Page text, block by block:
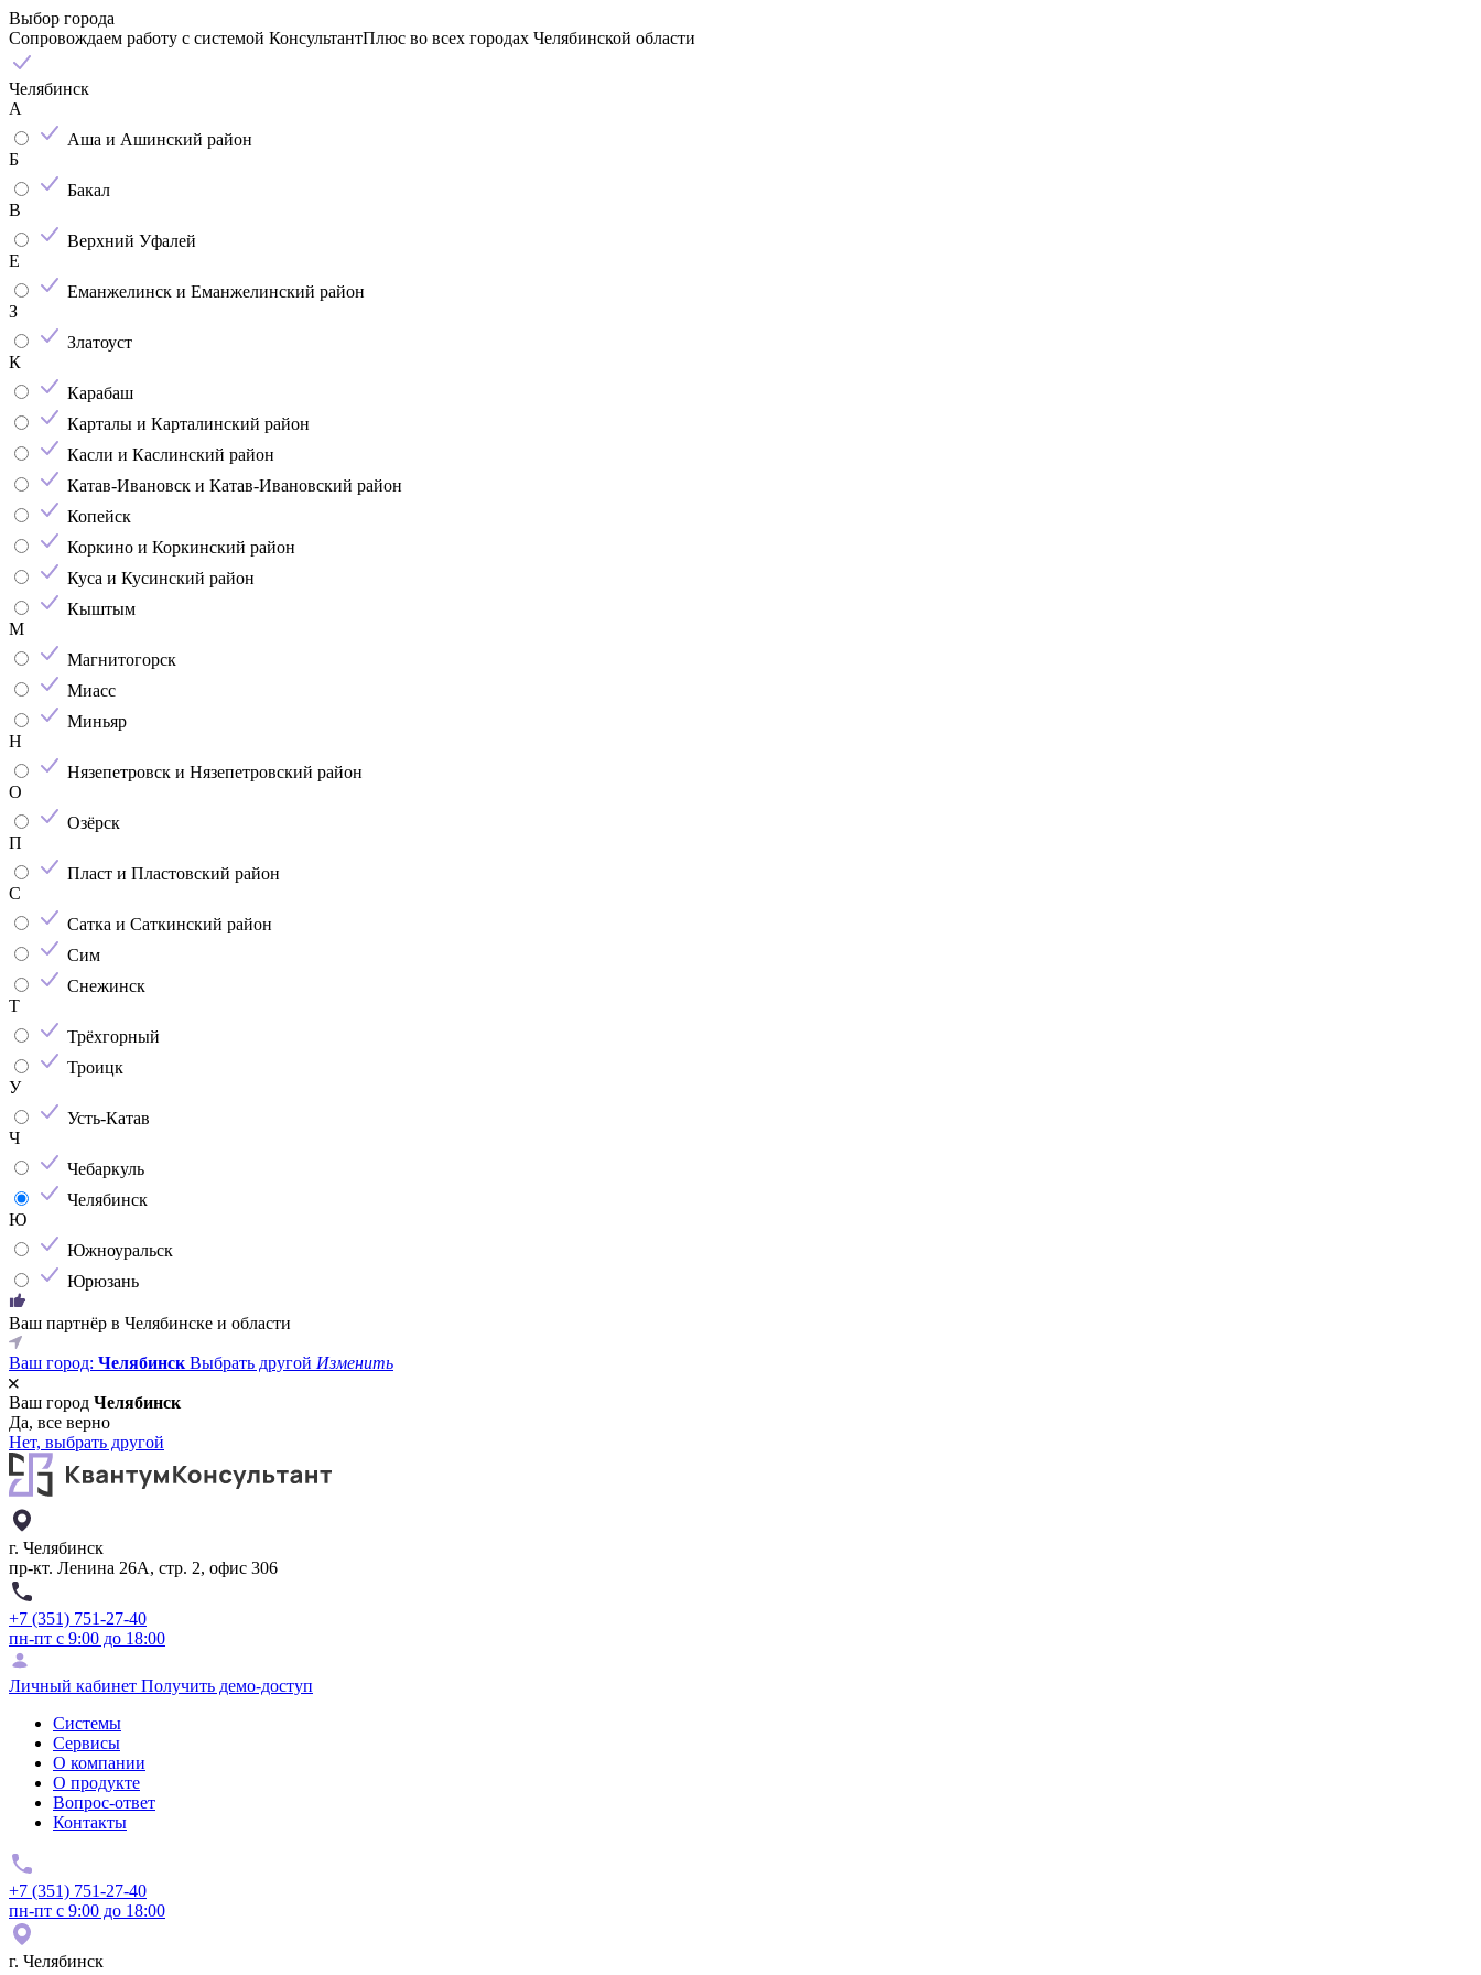
Выбор города
Сопровождаем работу с системой КонсультантПлюс во всех городах Челябинской области
Челябинск
А
Аша и Ашинский район
Б
Бакал
В
Верхний Уфалей
Е
Еманжелинск и Еманжелинский район
З
Златоуст
К
Карабаш
Карталы и Карталинский район
Касли и Каслинский район
Катав-Ивановск и Катав-Ивановский район
Копейск
Коркино и Коркинский район
Куса и Кусинский район
Кыштым
М
Магнитогорск
Миасс
Миньяр
Н
Нязепетровск и Нязепетровский район
О
Озёрск
П
Пласт и Пластовский район
С
Сатка и Саткинский район
Сим
Снежинск
Т
Трёхгорный
Троицк
У
Усть-Катав
Ч
Чебаркуль
Челябинск
Ю
Южноуральск
Юрюзань
Ваш партнёр в Челябинске и области
Ваш город: Челябинск Выбрать другой Изменить
Ваш город Челябинск
Да, все верно
Нет, выбрать другой
г. Челябинск
пр-кт. Ленина 26А, стр. 2, офис 306
+7 (351) 751-27-40
пн-пт с 9:00 до 18:00
Личный кабинет Получить демо-доступ
Системы
Сервисы
О компании
О продукте
Вопрос-ответ
Контакты
+7 (351) 751-27-40
пн-пт с 9:00 до 18:00
г. Челябинск